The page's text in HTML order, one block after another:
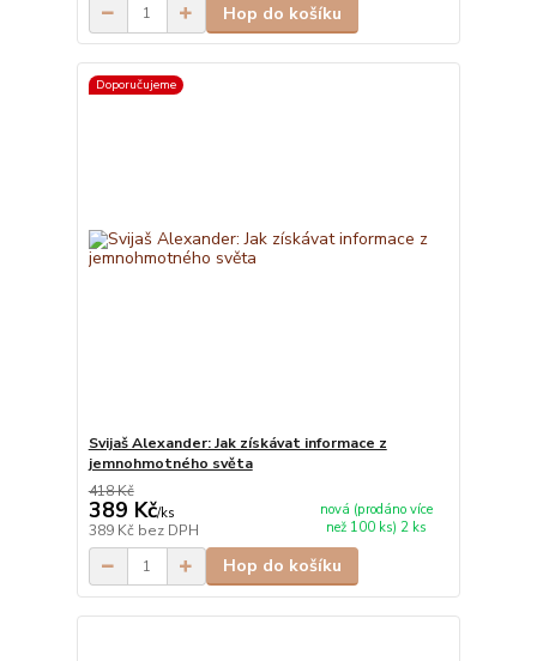
Hop do košíku
Doporučujeme
Svijaš Alexander: Jak získávat informace z
jemnohmotného světa
418 Kč
389 Kč/ks
389 Kč bez DPH
nová (prodáno více
než 100 ks) 2 ks
Hop do košíku